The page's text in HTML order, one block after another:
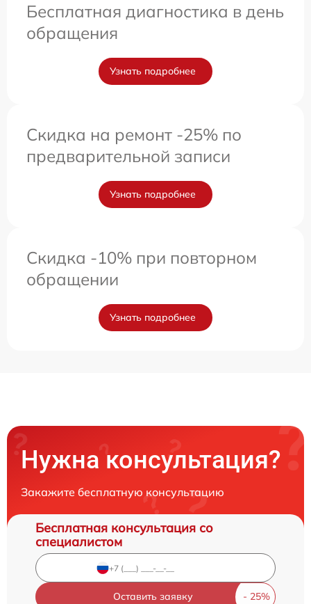
Бесплатная диагностика в день
обращения
Узнать подробнее
Скидка на ремонт -25% по
предварительной записи
Узнать подробнее
Скидка -10% при повторном
обращении
Узнать подробнее
Нужна консультация?
Закажите бесплатную консультацию
Бесплатная консультация со
специалистом
Оставить заявку